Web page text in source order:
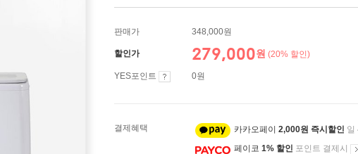
판매가 348,000원
할인가 279,000원 (20% 할인)
YES포인트 0원
결제혜택 카카오페이 2,000원 즉시할인 일
페이코 1% 할인 포인트 결제시